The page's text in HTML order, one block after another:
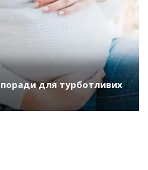
для турботливих